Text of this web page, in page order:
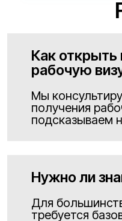
Как
рабочую
Мы
получения
подсказываем
Нужно ли
Для
требуется